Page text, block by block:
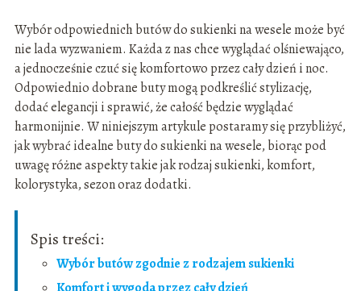
Wybór odpowiednich butów do sukienki na wesele może być
nie lada wyzwaniem. Każda z nas chce wyglądać olśniewająco,
a jednocześnie czuć się komfortowo przez cały dzień i noc.
Odpowiednio dobrane buty mogą podkreślić stylizację,
dodać elegancji i sprawić, że całość będzie wyglądać
harmonijnie. W niniejszym artykule postaramy się przybliżyć,
jak wybrać idealne buty do sukienki na wesele, biorąc pod
uwagę różne aspekty takie jak rodzaj sukienki, komfort,
kolorystyka, sezon oraz dodatki.
Spis treści:
Wybór butów zgodnie z rodzajem sukienki